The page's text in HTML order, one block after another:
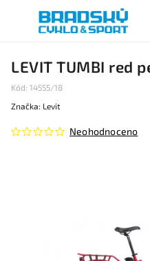
LEVIT TUMBI red
Kód: 14555/18
Neohodnoceno
Značka: Levit